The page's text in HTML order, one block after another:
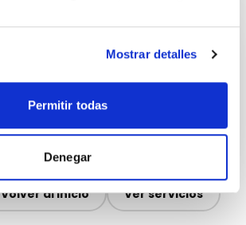
Mostrar detalles
Permitir todas
Denegar
Volver al inicio Ver servicios